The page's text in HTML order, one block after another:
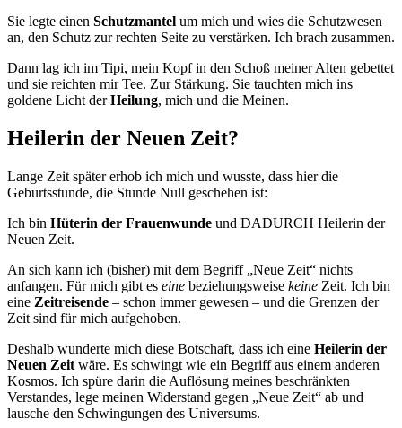
Sie legte einen Schutzmantel um mich und wies die Schutzwesen
an, den Schutz zur rechten Seite zu verstärken. Ich brach zusammen.
Dann lag ich im Tipi, mein Kopf in den Schoß meiner Alten gebettet
und sie reichten mir Tee. Zur Stärkung. Sie tauchten mich ins
goldene Licht derHeilung, mich und die Meinen.
Heilerin der Neuen Zeit?
Lange Zeit später erhob ich mich und wusste, dass hier die
Geburtsstunde, die Stunde Null geschehen ist:
Ich bin Hüterin der Frauenwunde und DADURCH Heilerin der
Neuen Zeit.
An sich kann ich (bisher) mit dem Begriff „Neue Zeit“ nichts
anfangen. Für mich gibt es eine beziehungsweise keine Zeit. Ich bin
eine Zeitreisende – schon immer gewesen – und die Grenzen der
Zeit sind für mich aufgehoben.
Deshalb wunderte mich diese Botschaft, dass ich eine Heilerin der
Neuen Zeit wäre. Es schwingt wie ein Begriff aus einem anderen
Kosmos. Ich spüre darin die Auflösung meines beschränkten
Verstandes, lege meinen Widerstand gegen „Neue Zeit“ ab und
lausche den Schwingungen des Universums.